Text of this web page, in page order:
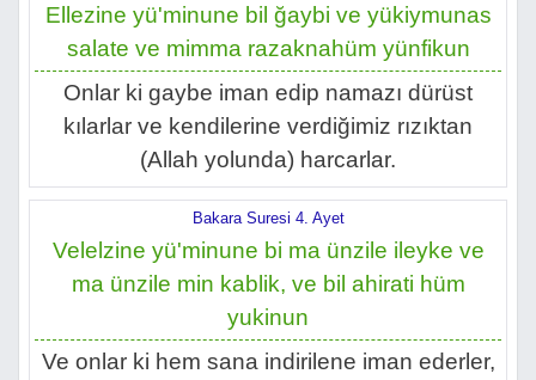
Ellezine yü'minune bil ğaybi ve yükiymunas
salate ve mimma razaknahüm yünfikun
Onlar ki gaybe iman edip namazı dürüst
kılarlar ve kendilerine verdiğimiz rızıktan
(Allah yolunda) harcarlar.
Bakara Suresi 4. Ayet
Velelzine yü'minune bi ma ünzile ileyke ve
ma ünzile min kablik, ve bil ahirati hüm
yukinun
Ve onlar ki hem sana indirilene iman ederler,